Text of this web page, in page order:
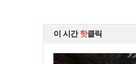
이 시간핫클릭